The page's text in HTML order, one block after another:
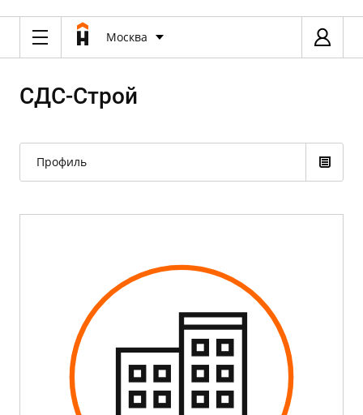
Москва
СДС-Строй
Профиль